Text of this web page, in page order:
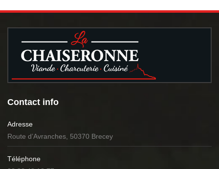
Contact info
Adresse
Route d’Avranches, 50370 Brecey
Téléphone